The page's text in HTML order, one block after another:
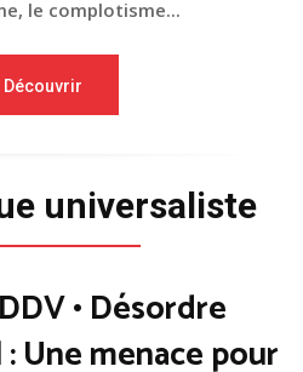
le complotisme...
Découvrir
universaliste
• Désordre
Une menace pour